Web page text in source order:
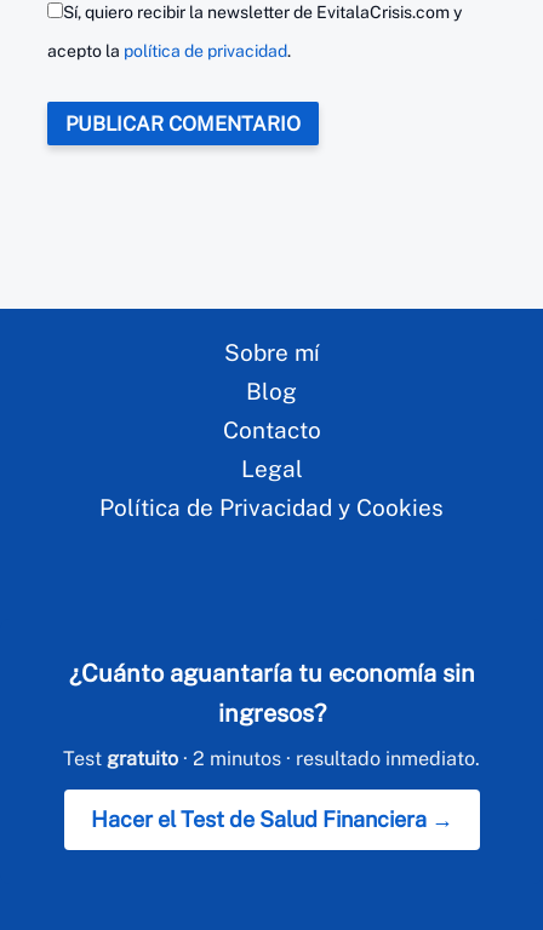
Sí, quiero recibir la newsletter de EvitalaCrisis.com y
acepto la política de privacidad.
Sobre mí
Blog
Contacto
Legal
Política de Privacidad y Cookies
¿Cuánto aguantaría tu economía sin
ingresos?
Test gratuito · 2 minutos · resultado inmediato.
Hacer el Test de Salud Financiera →